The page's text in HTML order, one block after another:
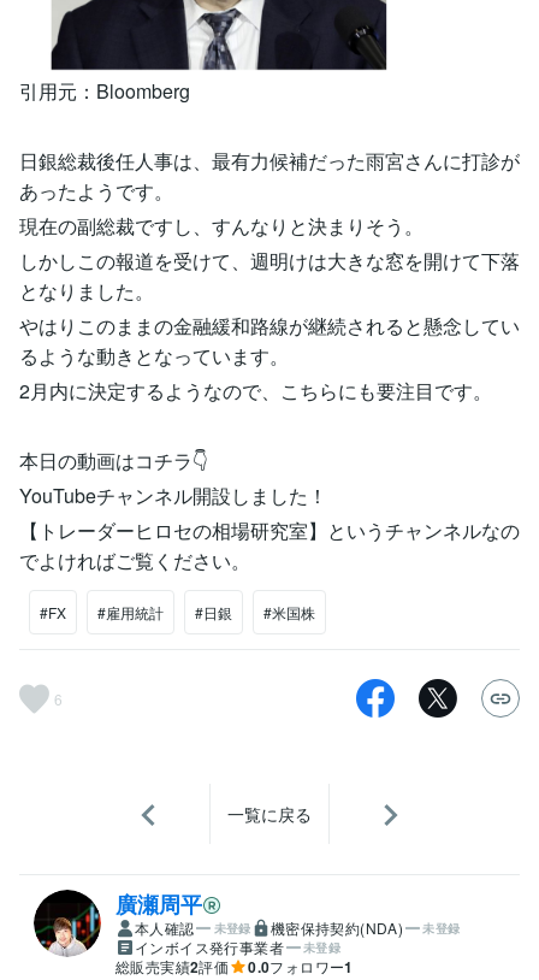
引用元：Bloomberg
日銀総裁後任人事は、最有力候補だった雨宮さんに打診が
あったようです。
現在の副総裁ですし、すんなりと決まりそう。
しかしこの報道を受けて、週明けは大きな窓を開けて下落
となりました。
やはりこのままの金融緩和路線が継続されると懸念してい
るような動きとなっています。
2月内に決定するようなので、こちらにも要注目です。
本日の動画はコチラ👇
YouTubeチャンネル開設しました！
【トレーダーヒロセの相場研究室】というチャンネルなの
でよければご覧ください。
#FX #雇用統計 #日銀 #米国株
6
一覧に戻る
廣瀬周平
本人確認 未登録 機密保持契約(NDA) 未登録
インボイス発行事業者 未登録
総販売実績2評価 0.0フォロワー1